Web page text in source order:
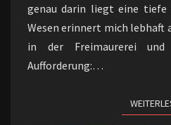
genau darin liegt eine tiefe
Wesen erinnert mich lebhaft
in der Freimaurerei
Aufforderung:…